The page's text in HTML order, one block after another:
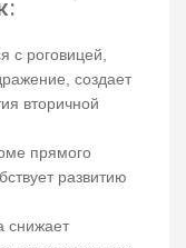
с роговицей,
создает
вторичной
прямого
развитию
снижает